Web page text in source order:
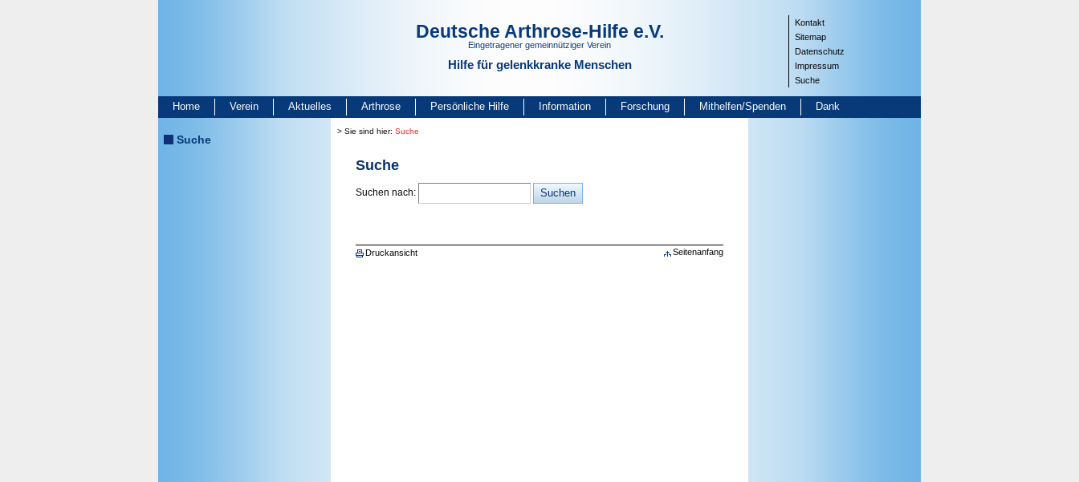
Deutsche Arthrose-Hilfe e.V.
Eingetragener gemeinnütziger Verein
Hilfe für gelenkkranke Menschen
Kontakt
Sitemap
Datenschutz
Impressum
Suche
Home Verein Aktuelles Arthrose Persönliche Hilfe Information Forschung Mithelfen/Spenden Dank
Suche
> Sie sind hier: Suche
Suche
Suchen nach:
Seitenanfang
Druckansicht